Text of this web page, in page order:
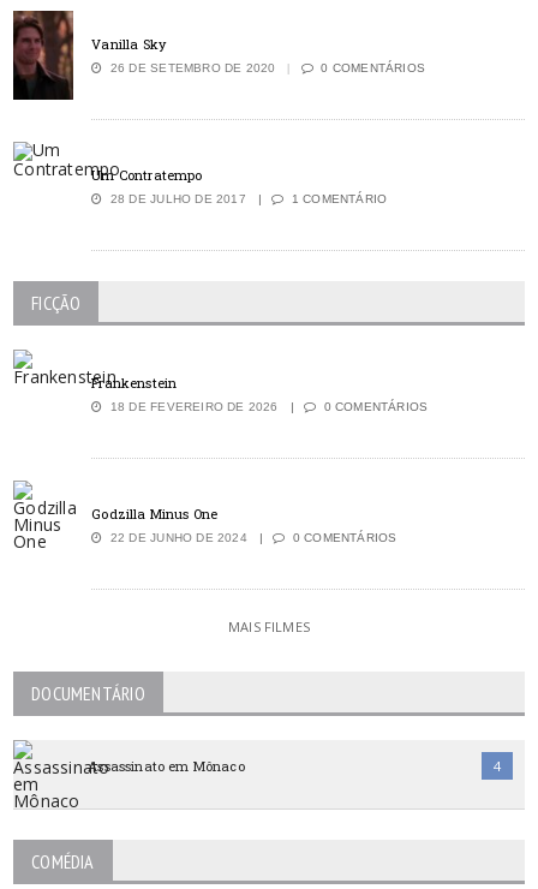
Vanilla Sky
26 DE SETEMBRO DE 2020 0 COMENTÁRIOS
Um Contratempo
28 DE JULHO DE 2017 1 COMENTÁRIO
FICÇÃO
Frankenstein
18 DE FEVEREIRO DE 2026 0 COMENTÁRIOS
Godzilla Minus One
22 DE JUNHO DE 2024 0 COMENTÁRIOS
MAIS FILMES
DOCUMENTÁRIO
Assassinato em Mônaco 4
COMÉDIA